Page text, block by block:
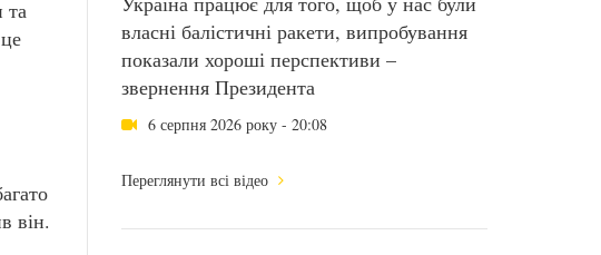
власні балістичні ракети, випробування
показали хороші перспективи –
звернення Президента
6 серпня 2026 року - 20:08
Переглянути всі відео
та
він.